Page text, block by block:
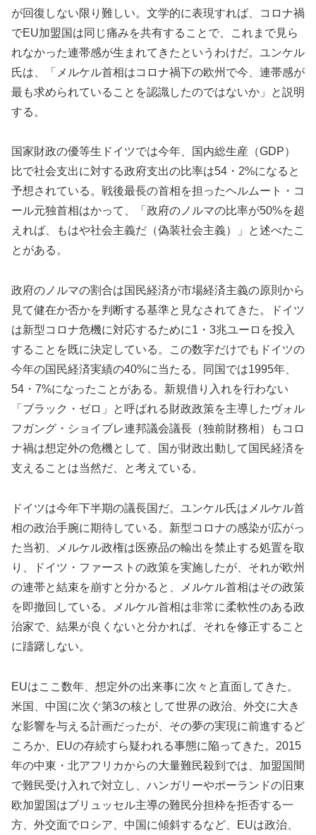
が回復しない限り難しい。文学的に表現すれば、コロナ禍
でEU加盟国は同じ痛みを共有することで、これまで見ら
れなかった連帯感が生まれてきたというわけだ。ユンケル
氏は、「メルケル首相はコロナ禍下の欧州で今、連帯感が
最も求められていることを認識したのではないか」と説明
する。
国家財政の優等生ドイツでは今年、国内総生産（GDP）
比で社会支出に対する政府支出の比率は54・2%になると
予想されている。戦後最長の首相を担ったヘルムート・コ
ール元独首相はかって、「政府のノルマの比率が50%を超
えれば、もはや社会主義だ（偽装社会主義）」と述べたこ
とがある。
政府のノルマの割合は国民経済が市場経済主義の原則から
見て健在か否かを判断する基準と見なされてきた。ドイツ
は新型コロナ危機に対応するために1・3兆ユーロを投入
することを既に決定している。この数字だけでもドイツの
今年の国民経済実績の40%に当たる。同国では1995年、
54・7%になったことがある。新規借り入れを行わない
「ブラック・ゼロ」と呼ばれる財政政策を主導したヴォル
フガング・ショイブレ連邦議会議長（独前財務相）もコロ
ナ禍は想定外の危機として、国が財政出動して国民経済を
支えることは当然だ、と考えている。
ドイツは今年下半期の議長国だ。ユンケル氏はメルケル首
相の政治手腕に期待している。新型コロナの感染が広がっ
た当初、メルケル政権は医療品の輸出を禁止する処置を取
り、ドイツ・ファーストの政策を実施したが、それが欧州
の連帯と結束を崩すと分かると、メルケル首相はその政策
を即撤回している。メルケル首相は非常に柔軟性のある政
治家で、結果が良くないと分かれば、それを修正すること
に躊躇しない。
EUはここ数年、想定外の出来事に次々と直面してきた。
米国、中国に次ぐ第3の核として世界の政治、外交に大き
な影響を与える計画だったが、その夢の実現に前進するど
ころか、EUの存続すら疑われる事態に陥ってきた。2015
年の中東・北アフリカからの大量難民殺到では、加盟国間
で難民受け入れで対立し、ハンガリーやポーランドの旧東
欧加盟国はブリュッセル主導の難民分担枠を拒否する一
方、外交面でロシア、中国に傾斜するなど、EUは政治、